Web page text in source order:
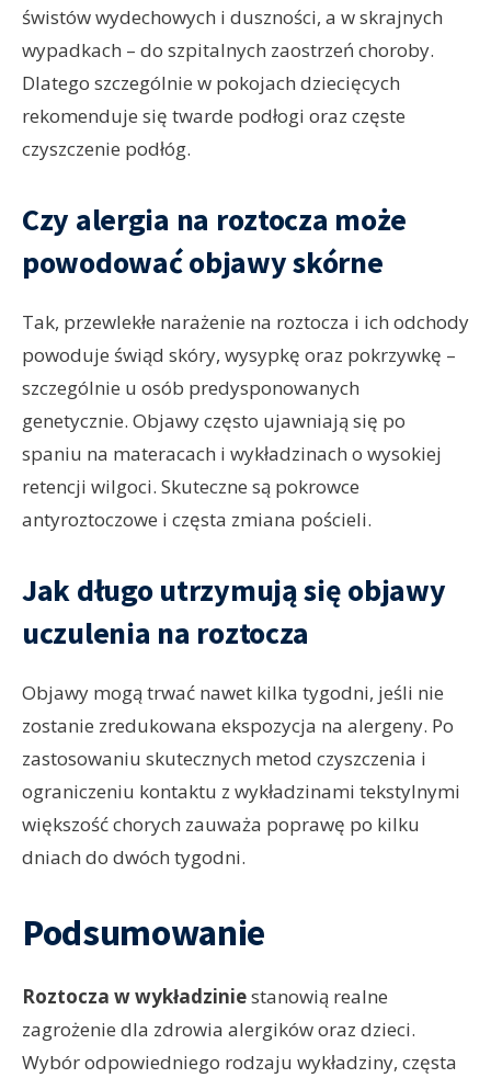
świstów wydechowych i duszności, a w skrajnych
wypadkach – do szpitalnych zaostrzeń choroby.
Dlatego szczególnie w pokojach dziecięcych
rekomenduje się twarde podłogi oraz częste
czyszczenie podłóg.
Czy alergia na roztocza może
powodować objawy skórne
Tak, przewlekłe narażenie na roztocza i ich odchody
powoduje świąd skóry, wysypkę oraz pokrzywkę –
szczególnie u osób predysponowanych
genetycznie. Objawy często ujawniają się po
spaniu na materacach i wykładzinach o wysokiej
retencji wilgoci. Skuteczne są pokrowce
antyroztoczowe i częsta zmiana pościeli.
Jak długo utrzymują się objawy
uczulenia na roztocza
Objawy mogą trwać nawet kilka tygodni, jeśli nie
zostanie zredukowana ekspozycja na alergeny. Po
zastosowaniu skutecznych metod czyszczenia i
ograniczeniu kontaktu z wykładzinami tekstylnymi
większość chorych zauważa poprawę po kilku
dniach do dwóch tygodni.
Podsumowanie
Roztocza w wykładziniestanowią realne
zagrożenie dla zdrowia alergików oraz dzieci.
Wybór odpowiedniego rodzaju wykładziny, częsta